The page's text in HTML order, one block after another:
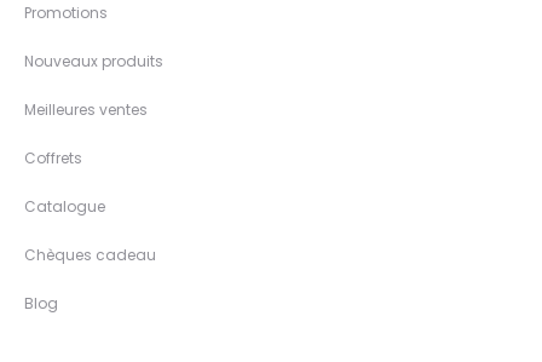
Promotions
Nouveaux produits
Meilleures ventes
Coffrets
Catalogue
Chèques cadeau
Blog